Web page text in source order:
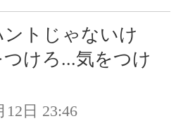
トじゃないけ
つけろ...気をつけ
12日 23:46